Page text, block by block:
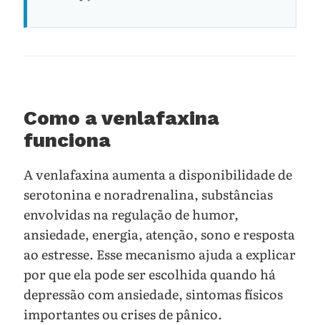
Como a venlafaxina
funciona
A venlafaxina aumenta a disponibilidade de
serotonina e noradrenalina, substâncias
envolvidas na regulação de humor,
ansiedade, energia, atenção, sono e resposta
ao estresse. Esse mecanismo ajuda a explicar
por que ela pode ser escolhida quando há
depressão com ansiedade, sintomas físicos
importantes ou crises de pânico.